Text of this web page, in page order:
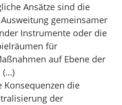
Ansätze sind die
gemeinsamer
Instrumente oder die
für
auf Ebene der
(…)
Konsequenzen die
der